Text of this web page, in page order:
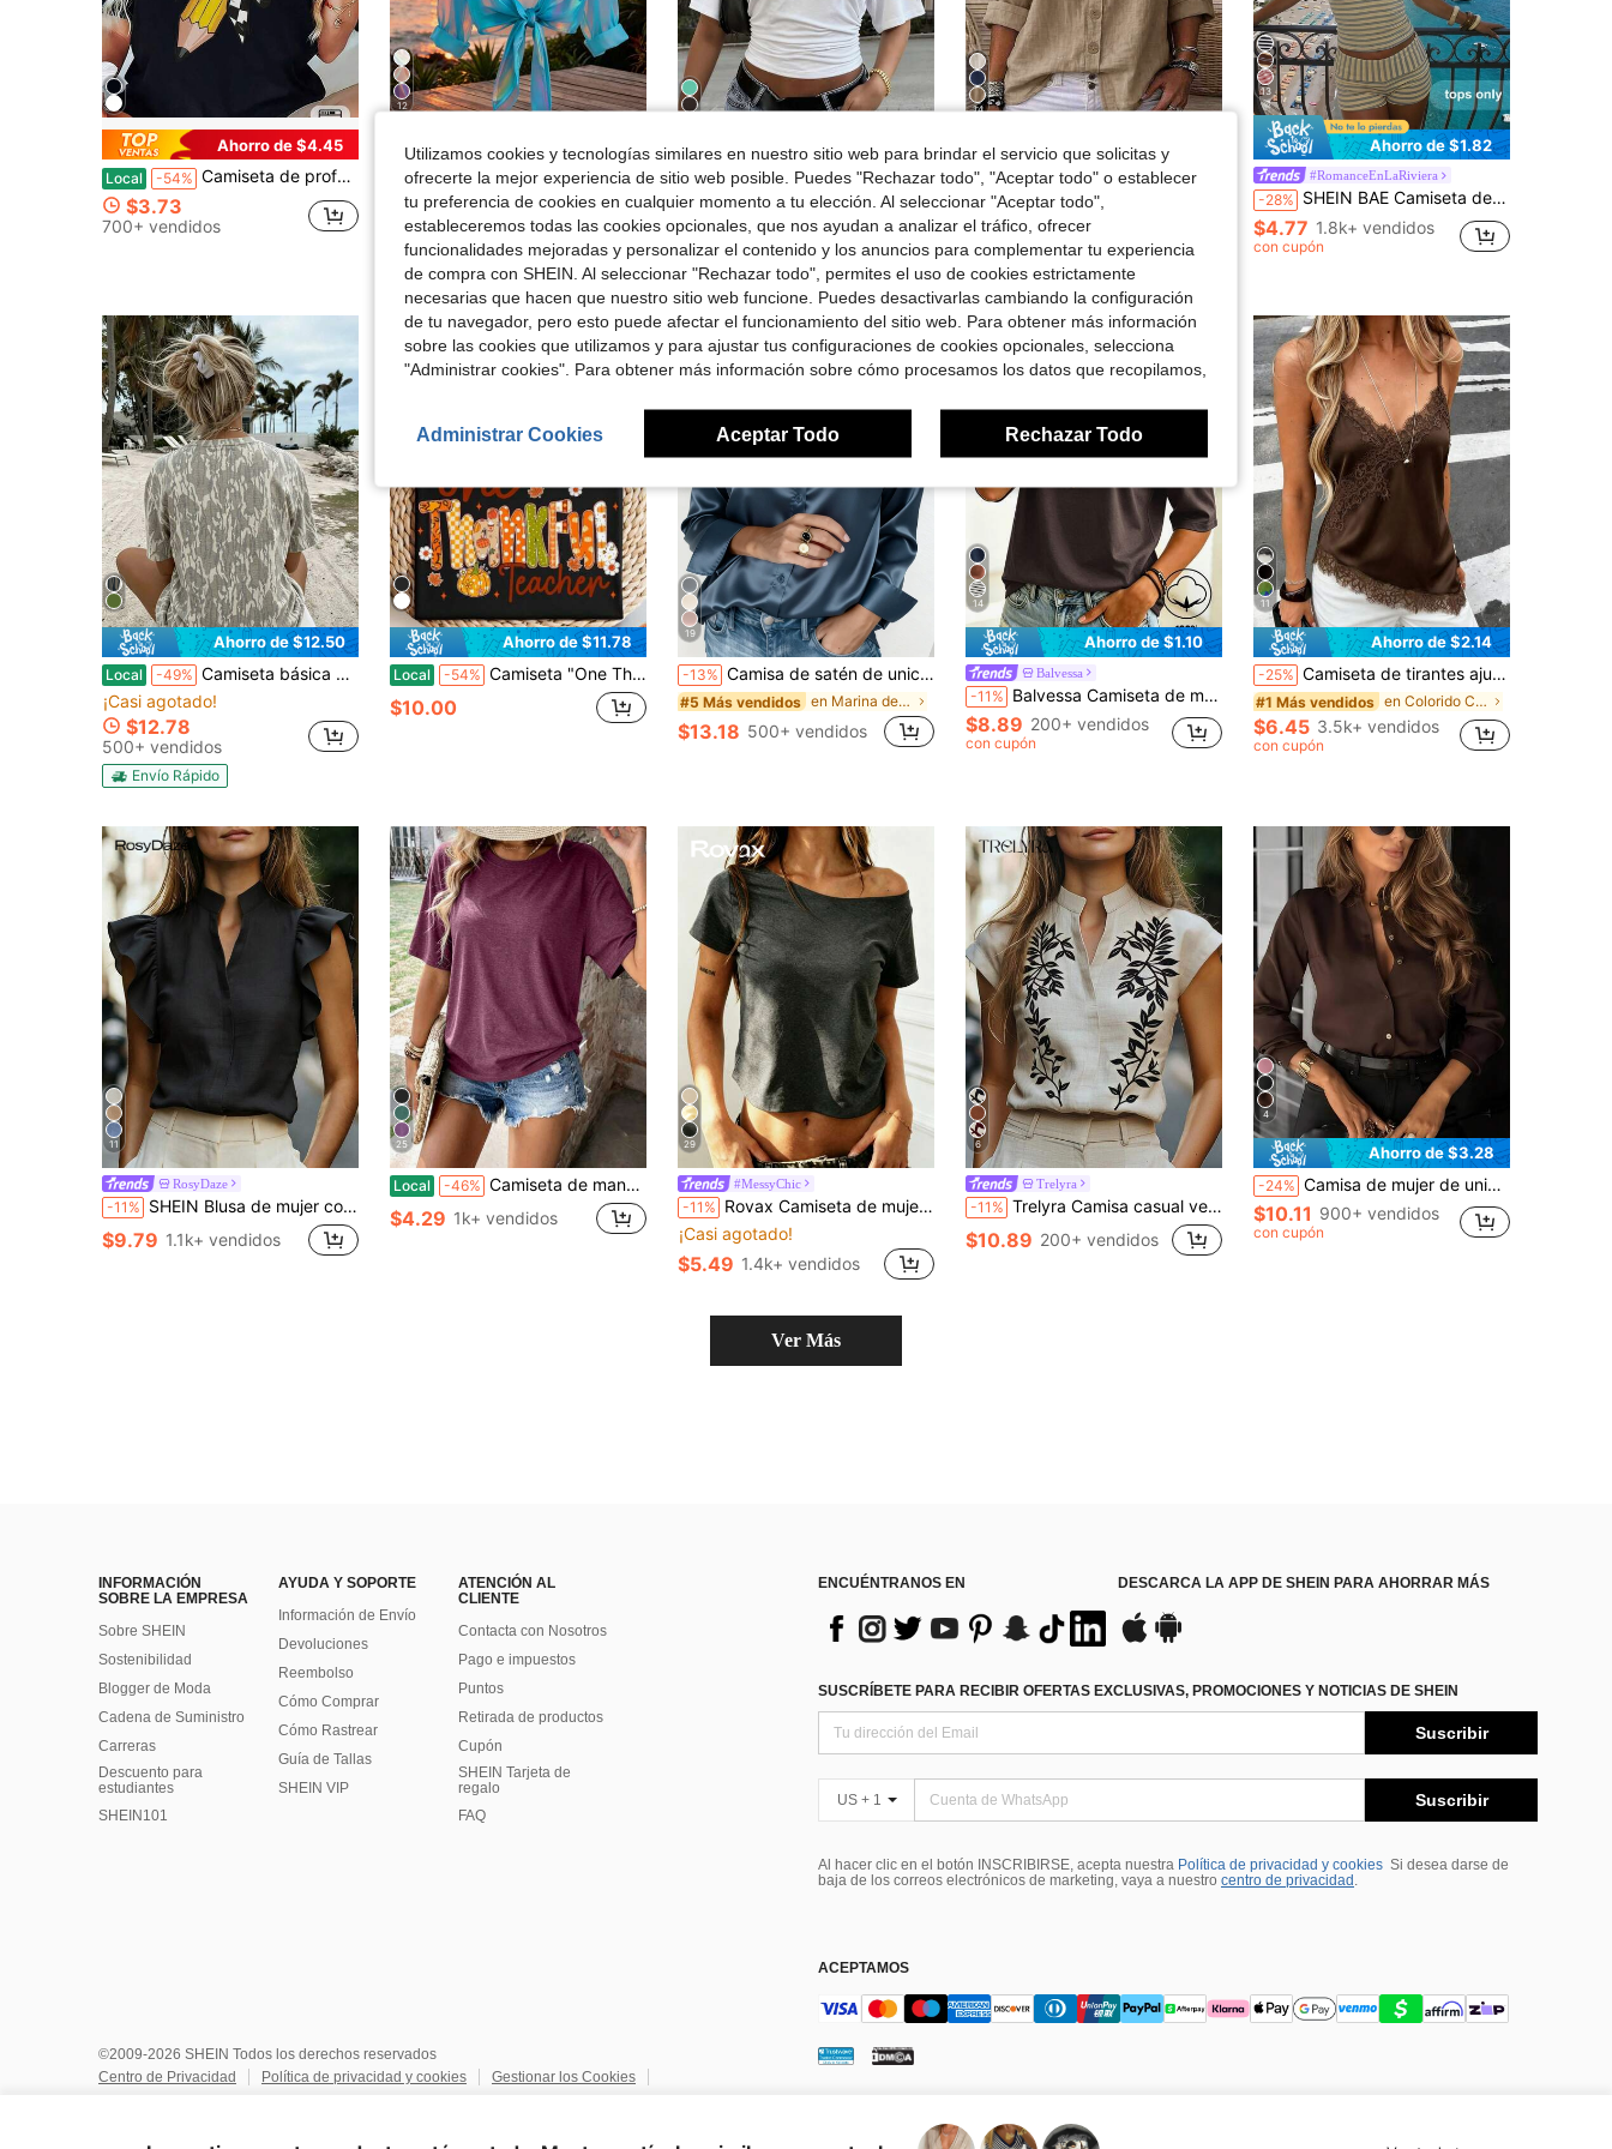
Ahorro de $4.45
Local -54% Camiseta de profesora para mujer - Top negro de cuello redondo, suave y transpirable con estampado de lápiz amarillo
$3.73
700+ vendidos
12
Ahorro de $3.94
-24% GlowEve Blusa casual de vacaciones para mujer de gasa iridiscente transparente con lazo delantero premium
$12.15 800+ vendidos
con cupón
-29% Nueva camiseta elegante y versátil de unicolor con pliegues en la cintura, adecuada para uso diario, escuela, playa, vacaciones y hogar en verano blanco
$5.91 1.3k+ vendidos
14
Venta Flash Ahorro de $1.96
-18% Zayélia Blusa de verano elegante y sencilla de tejido suave para mujer, camisa de trabajo
#3 Más vendidos
$9.03 1.2k+ vendidos
13
Ahorro de $1.82
#RomanceEnLaRiviera
-28% SHEIN BAE Camiseta de tirantes de mujer de rayas amarillas y grises, adecuada para uso diario, vacaciones de verano, camiseta versátil de moda, chaleco de verano, chaleco de rayas
$4.77 1.8k+ vendidos
con cupón
Ahorro de $12.50
Local -49% Camiseta básica de cuello redondo para mujer, conjunto de verano de manga corta y fina para parejas, top con estampado de camuflaje retro.
¡Casi agotado!
$12.78
500+ vendidos
Envío Rápido
Ahorro de $11.78
Local -54% Camiseta "One Thankful Teacher", Camiseta de otoño para maestros, Camiseta del Día de Acción de Gracias con diseño de pavo para maestros, Sudadera del Día de Acción de Gracias para maestros, Suéter "Thankful Teacher", Camiseta de algodón 100% oversize de manga corta, clásica y de algodón pesado con gráfico impreso, Blusa casual de manga corta para mujer
$10.00
19
-13% Camisa de satén de unicolor para mujer, cuello de solapa con botones delanteros, top casual de negocios, elegante para ir al trabajo y uso diario, adecuado para todas las estaciones, verano
#5 Más vendidos en Marina de guerra Blusas y camisas azules
$13.18 500+ vendidos
14
Ahorro de $1.10
Balvessa
-11% Balvessa Camiseta de manga corta con hombro asimétrico de unicolor minimalista para mujer
$8.89 200+ vendidos
con cupón
11
Ahorro de $2.14
-25% Camiseta de tirantes ajustada para mujer de satén suave con cuello en V, dobladillo asimétrico con ribete de encaje, diseño de encaje de pestañas semitransparente en color marrón, elegante y casual para el verano
#1 Más vendidos en Colorido Camisetas sin mangas con escote en V p
$6.45 3.5k+ vendidos
con cupón
11
RosyDaze
-11% SHEIN Blusa de mujer con cuello en V y mangas cortas, de tela cómoda, adecuada para vacaciones, uso diario, casual, playa, citas, fiestas, vacaciones de verano urbanas, versátil
$9.79 1.1k+ vendidos
25
Local -46% Camiseta de manga corta gris lavada extragrande, corte holgado, estilo urbano vintage, manga corta básica de verano, camiseta de estilo vintage para hombre/mujer, regalo unisex
$4.29 1k+ vendidos
29
#MessyChic
-11% Rovax Camiseta de mujer de unicolor, ajustada, corta y con manga corta asimétrica
¡Casi agotado!
$5.49 1.4k+ vendidos
6
Trelyra
-11% Trelyra Camisa casual versátil de uso diario con estampado floral para mujer
$10.89 200+ vendidos
4
Ahorro de $3.28
-24% Camisa de mujer de unicolor con cuello vuelto, abotonadura sencilla, casual para ir al trabajo, manga larga, primavera, marrón
$10.11 900+ vendidos
con cupón
Ver Más
INFORMACIÓN
SOBRE LA EMPRESA
Sobre SHEIN
Sostenibilidad
Blogger de Moda
Cadena de Suministro
Carreras
Descuento para
estudiantes
SHEIN101
AYUDA Y SOPORTE
Información de Envío
Devoluciones
Reembolso
Cómo Comprar
Cómo Rastrear
Guía de Tallas
SHEIN VIP
ATENCIÓN AL
CLIENTE
Contacta con Nosotros
Pago e impuestos
Puntos
Retirada de productos
Cupón
SHEIN Tarjeta de
regalo
FAQ
ENCUÉNTRANOS EN DESCARCA LA APP DE SHEIN PARA AHORRAR MÁS
SUSCRÍBETE PARA RECIBIR OFERTAS EXCLUSIVAS, PROMOCIONES Y NOTICIAS DE SHEIN
Suscribir
US + 1 Suscribir
Al hacer clic en el botón INSCRIBIRSE, acepta nuestra Política de privacidad y cookies Si desea darse de
baja de los correos electrónicos de marketing, vaya a nuestro centro de privacidad .
ACEPTAMOS
©2009-2026 SHEIN Todos los derechos reservados
Centro de Privacidad
Política de privacidad y cookies
Gestionar los Cookies
Utilizamos cookies y tecnologías similares en nuestro sitio web para brindar el servicio que solicitas y
ofrecerte la mejor experiencia de sitio web posible. Puedes "Rechazar todo", "Aceptar todo" o establecer
tu preferencia de cookies en cualquier momento a tu elección. Al seleccionar "Aceptar todo",
estableceremos todas las cookies opcionales, que nos ayudan a analizar el tráfico, ofrecer
funcionalidades mejoradas y personalizar el contenido y los anuncios para complementar tu experiencia
de compra con SHEIN. Al seleccionar "Rechazar todo", permites el uso de cookies estrictamente
necesarias que hacen que nuestro sitio web funcione. Puedes desactivarlas cambiando la configuración
de tu navegador, pero esto puede afectar el funcionamiento del sitio web. Para obtener más información
sobre las cookies que utilizamos y para ajustar tus configuraciones de cookies opcionales, selecciona
"Administrar cookies". Para obtener más información sobre cómo procesamos los datos que recopilamos,
Administrar Cookies Aceptar Todo Rechazar Todo